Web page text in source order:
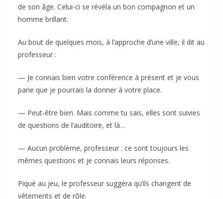
de son âge. Celui-ci se révéla un bon compagnon et un
homme brillant.
Au bout de quelques mois, à l’approche d’une ville, il dit au
professeur :
— Je connais bien votre conférence à présent et je vous
parie que je pourrais la donner à votre place.
— Peut-être bien. Mais comme tu sais, elles sont suivies
de questions de l’auditoire, et là…
— Aucun problème, professeur : ce sont toujours les
mêmes questions et je connais leurs réponses.
Piqué au jeu, le professeur suggéra qu’ils changent de
vêtements et de rôle.